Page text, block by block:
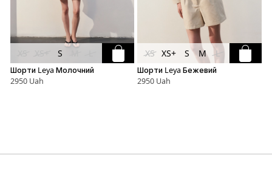
S
Шорти Leya Молочний
2950 Uah
XS XS+ S M L
Шорти Leya Бежевий
2950 Uah